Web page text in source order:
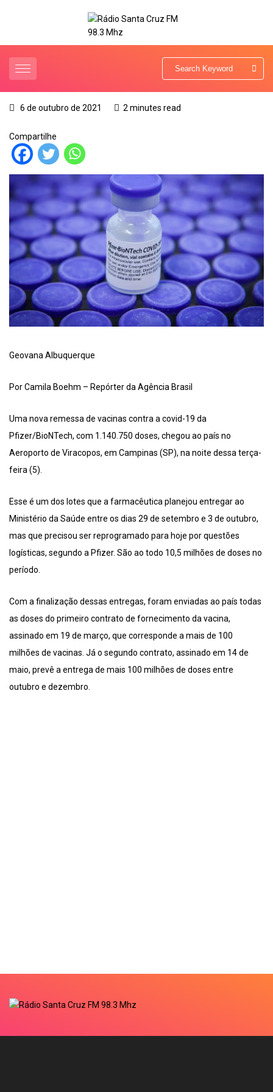
6 de outubro de 2021 2 minutes read
Compartilhe
Geovana Albuquerque
Por Camila Boehm – Repórter da Agência Brasil
Uma nova remessa de vacinas contra a covid-19 da
Pfizer/BioNTech, com 1.140.750 doses, chegou ao país no
Aeroporto de Viracopos, em Campinas (SP), na noite dessa terça-
feira (5).
Esse é um dos lotes que a farmacêutica planejou entregar ao
Ministério da Saúde entre os dias 29 de setembro e 3 de outubro,
mas que precisou ser reprogramado para hoje por questões
logísticas, segundo a Pfizer. São ao todo 10,5 milhões de doses no
período.
Com a finalização dessas entregas, foram enviadas ao país todas
as doses do primeiro contrato de fornecimento da vacina,
assinado em 19 de março, que corresponde a mais de 100
milhões de vacinas. Já o segundo contrato, assinado em 14 de
maio, prevê a entrega de mais 100 milhões de doses entre
outubro e dezembro.